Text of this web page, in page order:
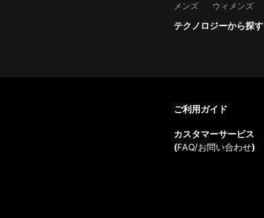
メンズ ウィメンズ
テクノロジーから探す
ご利用ガイド
カスタマーサービス
(FAQ/お問い合わせ)